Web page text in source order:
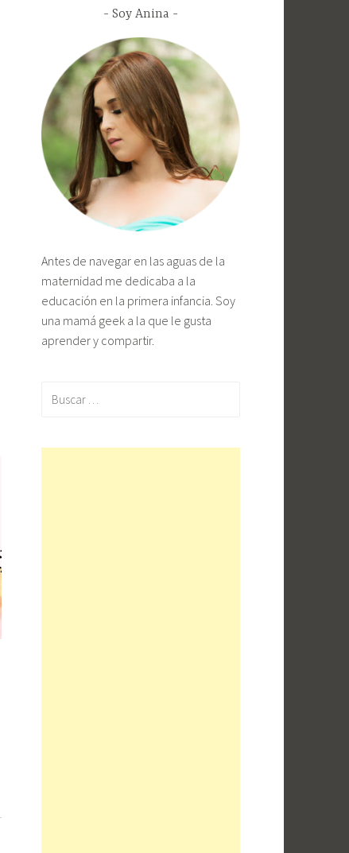
Soy Anina
Antes de navegar en las aguas de la
maternidad me dedicaba a la
educación en la primera infancia. Soy
una mamá geek a la que le gusta
aprender y compartir.